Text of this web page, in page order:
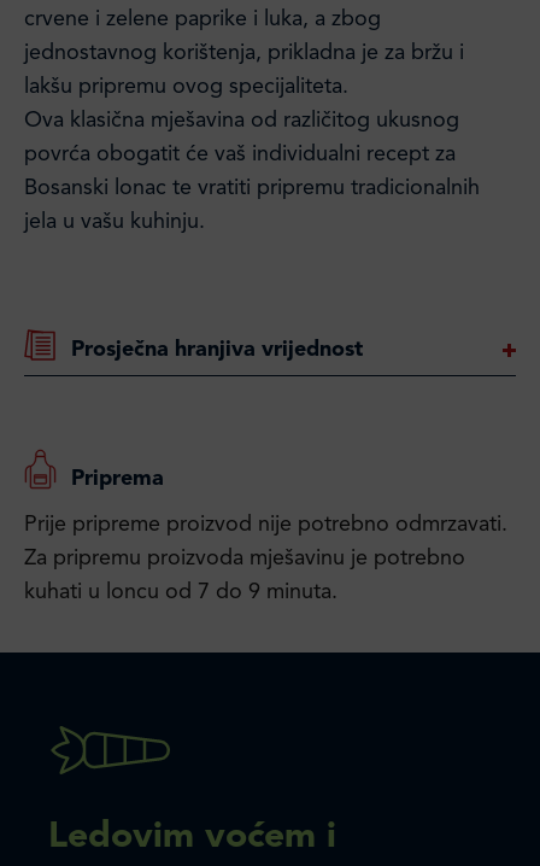
crvene i zelene paprike i luka, a zbog
jednostavnog korištenja, prikladna je za bržu i
lakšu pripremu ovog specijaliteta.
Ova klasična mješavina od različitog ukusnog
povrća obogatit će vaš individualni recept za
Bosanski lonac te vratiti pripremu tradicionalnih
jela u vašu kuhinju.
Prosječna hranjiva vrijednost
Priprema
Prije pripreme proizvod nije potrebno odmrzavati.
Za pripremu proizvoda mješavinu je potrebno
kuhati u loncu od 7 do 9 minuta.
Ledovim voćem i